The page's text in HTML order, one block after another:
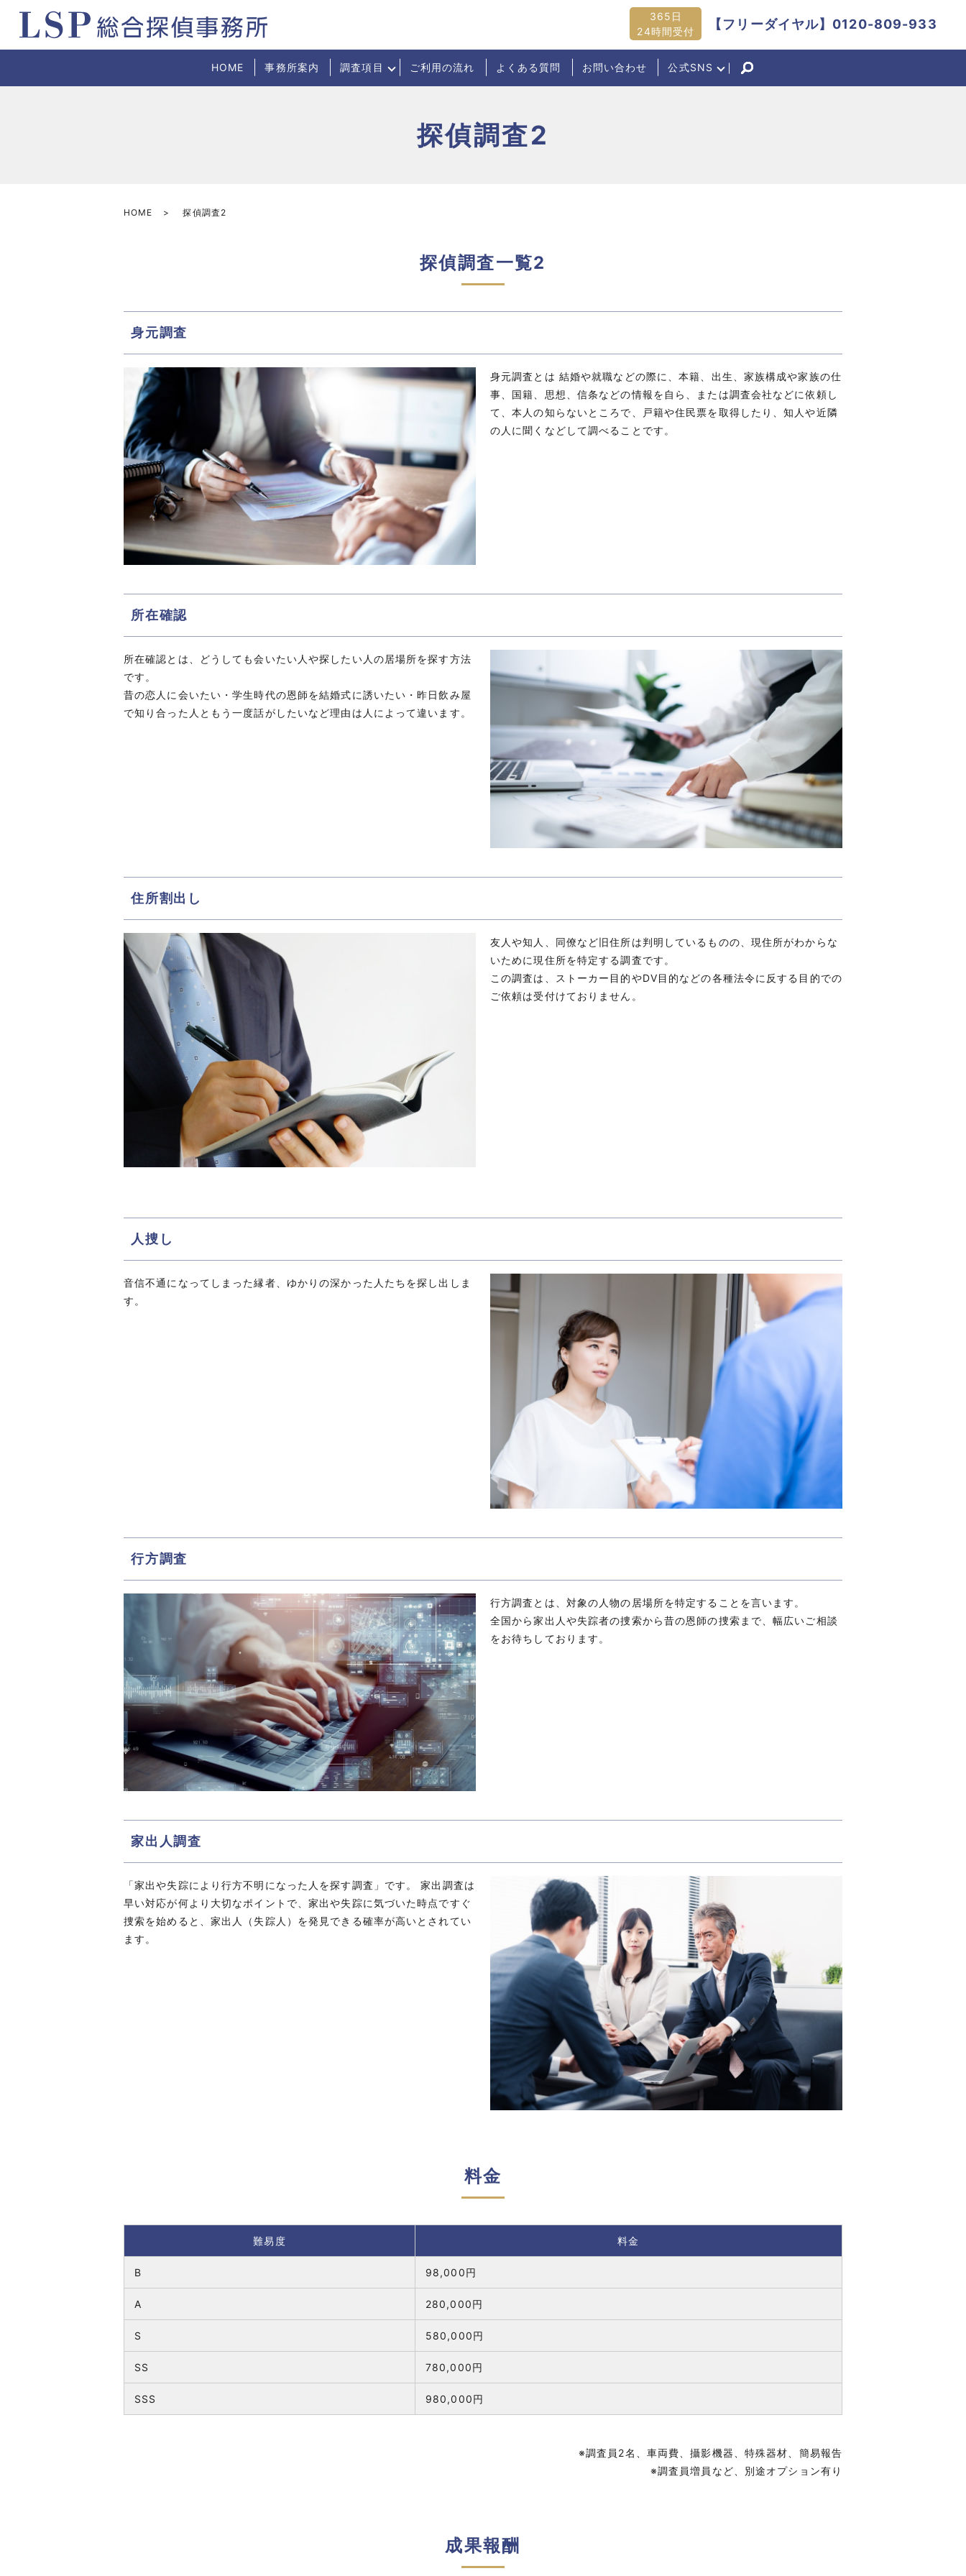
365日
24時間受付
【フリーダイヤル】0120-809-933
HOME 事務所案内 調査項目 ご利用の流れ よくある質問 お問い合わせ 公式SNS
探偵調査2
HOME 探偵調査2
探偵調査一覧2
身元調査
身元調査とは 結婚や就職などの際に、本籍、出生、家族構成や家族の仕
事、国籍、思想、信条などの情報を自ら、または調査会社などに依頼し
て、本人の知らないところで、戸籍や住民票を取得したり、知人や近隣
の人に聞くなどして調べることです。
所在確認
所在確認とは、どうしても会いたい人や探したい人の居場所を探す方法
です。
昔の恋人に会いたい・学生時代の恩師を結婚式に誘いたい・昨日飲み屋
で知り合った人ともう一度話がしたいなど理由は人によって違います。
住所割出し
友人や知人、同僚など旧住所は判明しているものの、現住所がわからな
いために現住所を特定する調査です。
この調査は、ストーカー目的やDV目的などの各種法令に反する目的での
ご依頼は受付けておりません。
人捜し
音信不通になってしまった縁者、ゆかりの深かった人たちを探し出しま
す。
行方調査
行方調査とは、対象の人物の居場所を特定することを言います。
全国から家出人や失踪者の捜索から昔の恩師の捜索まで、幅広いご相談
をお待ちしております。
家出人調査
「家出や失踪により行方不明になった人を探す調査」です。 家出調査は
早い対応が何より大切なポイントで、家出や失踪に気づいた時点ですぐ
捜索を始めると、家出人（失踪人）を発見できる確率が高いとされてい
ます。
料金
難易度 料金
B 98,000円
A 280,000円
S 580,000円
SS 780,000円
SSS 980,000円
※調査員2名、車両費、攝影機器、特殊器材、簡易報告
※調査員増員など、別途オプション有り
成果報酬